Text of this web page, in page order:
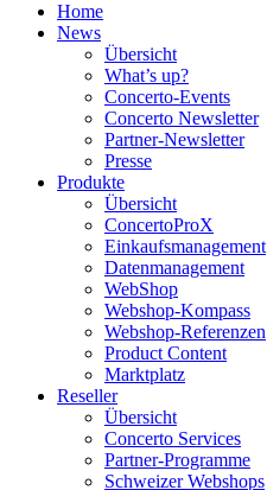
Home
News
Übersicht
What’s up?
Concerto-Events
Concerto Newsletter
Partner-Newsletter
Presse
Produkte
Übersicht
ConcertoProX
Einkaufsmanagement
Datenmanagement
WebShop
Webshop-Kompass
Webshop-Referenzen
Product Content
Marktplatz
Reseller
Übersicht
Concerto Services
Partner-Programme
Schweizer Webshops